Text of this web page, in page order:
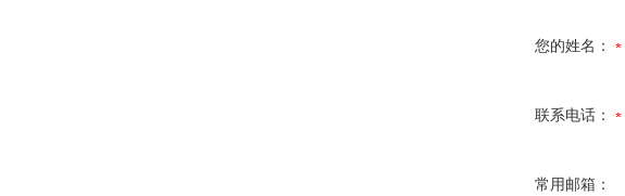
您的姓名：
联系电话：
常用邮箱：